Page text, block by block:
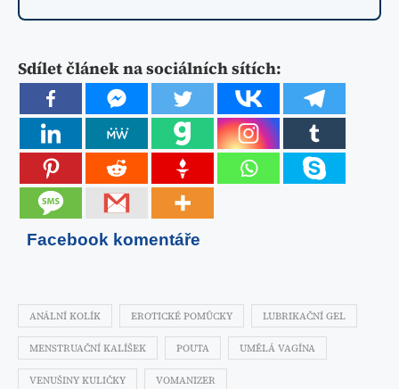
Sdílet článek na sociálních sítích:
Facebook komentáře
ANÁLNÍ KOLÍK EROTICKÉ POMŮCKY LUBRIKAČNÍ GEL
MENSTRUAČNÍ KALÍŠEK POUTA UMĚLÁ VAGÍNA
VENUŠINY KULIČKY VOMANIZER